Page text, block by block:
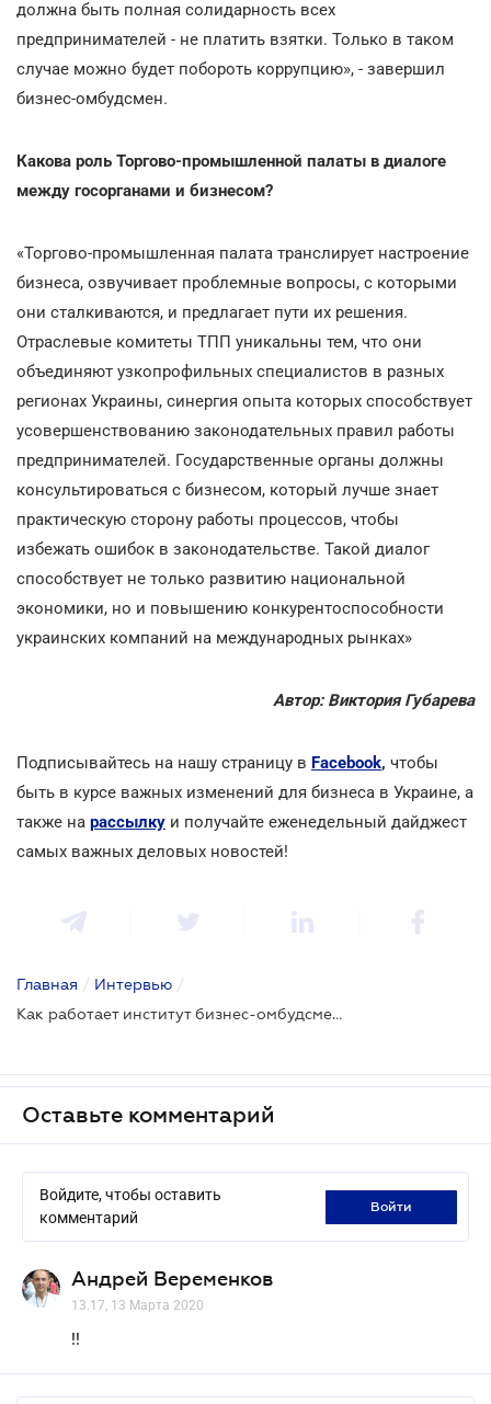
должна быть полная солидарность всех
предпринимателей - не платить взятки. Только в таком
случае можно будет побороть коррупцию», - завершил
бизнес-омбудсмен.
Какова роль Торгово-промышленной палаты в диалоге
между госорганами и бизнесом?
«Торгово-промышленная палата транслирует настроение
бизнеса, озвучивает проблемные вопросы, с которыми
они сталкиваются, и предлагает пути их решения.
Отраслевые комитеты ТПП уникальны тем, что они
объединяют узкопрофильных специалистов в разных
регионах Украины, синергия опыта которых способствует
усовершенствованию законодательных правил работы
предпринимателей. Государственные органы должны
консультироваться с бизнесом, который лучше знает
практическую сторону работы процессов, чтобы
избежать ошибок в законодательстве. Такой диалог
способствует не только развитию национальной
экономики, но и повышению конкурентоспособности
украинских компаний на международных рынках»
Автор: Виктория Губарева
Подписывайтесь на нашу страницу в Facebook, чтобы
быть в курсе важных изменений для бизнеса в Украине, а
также на рассылку и получайте еженедельный дайджест
самых важных деловых новостей!
Главная / Интервью /
Как работает институт бизнес-омбудсмена в Украине: еще один способ защититься от незаконного давления госорганов на бизнес
Оставьте комментарий
Войдите, чтобы оставить
комментарий
войти
Андрей Веременков
13.17, 13 Марта 2020
!!